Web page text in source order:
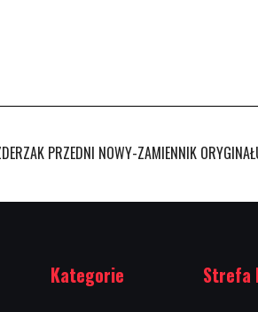
PRZEDNI NOWY-ZAMIENNIK
Kategorie Strefa